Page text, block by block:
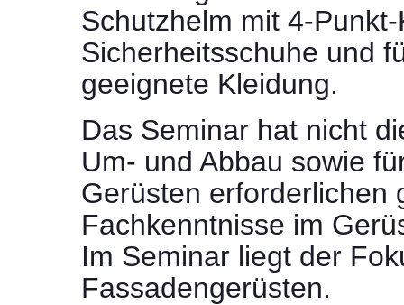
Schutzhelm mit 4-
Sicherheitsschuhe und
geeignete Kleidung.
Das Seminar hat nicht
Um- und Abbau sowie
Gerüsten erforderlichen
Fachkenntnisse im
Im Seminar liegt der
Fassadengerüsten.